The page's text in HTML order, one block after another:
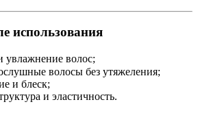
использования
увлажнение волос;
волосы без утяжеления;
и блеск;
и эластичность.